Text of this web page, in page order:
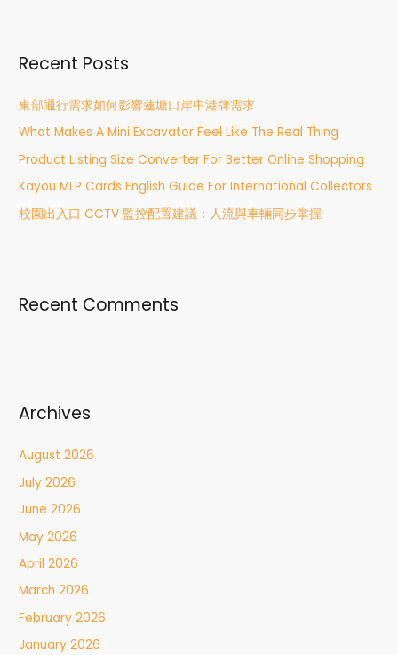
c
f
o
r
:
Recent Posts
東部通行需求如何影響蓮塘口岸中港牌需求
What Makes A Mini Excavator Feel Like The Real Thing
Product Listing Size Converter For Better Online Shopping
Kayou MLP Cards English Guide For International Collectors
校園出入口 CCTV 監控配置建議：人流與車輛同步掌握
Recent Comments
Archives
August 2026
July 2026
June 2026
May 2026
April 2026
March 2026
February 2026
January 2026